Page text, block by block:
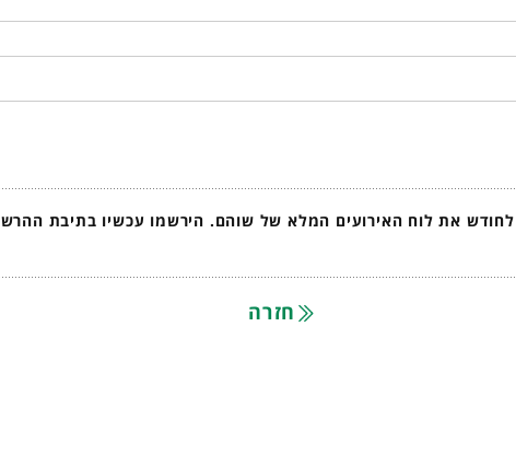
את לוח האירועים המלא של שוהם. הירשמו עכשיו בתיבת
חזרה